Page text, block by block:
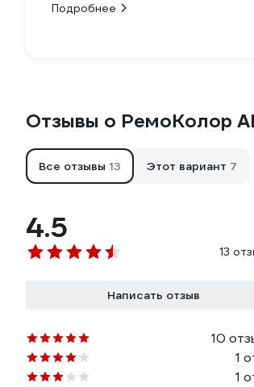
Подробнее
Отзывы о РемоКолор
Все отзывы 13 Этот вариант 7
4.5
13
Написать отзыв
10
1
1